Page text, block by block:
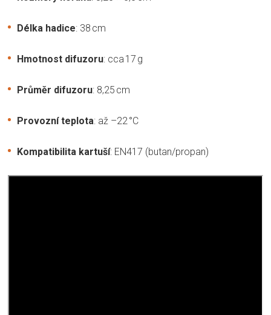
Délka hadice: 38 cm
Hmotnost difuzoru: cca 17 g
Průměr difuzoru: 8,25 cm
Provozní teplota: až –22 °C
Kompatibilita kartuší: EN417 (butan/propan)